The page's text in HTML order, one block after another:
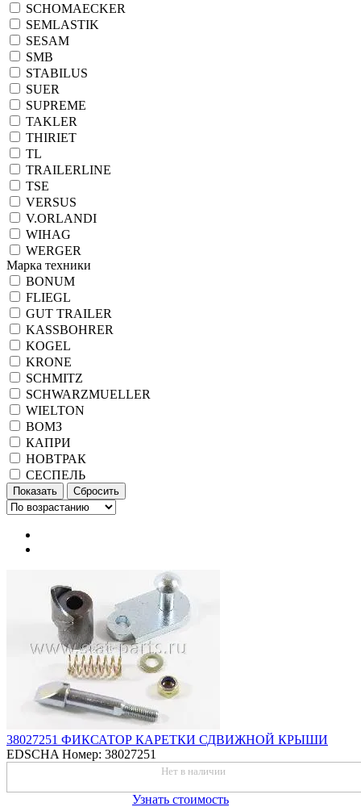
SCHOMAECKER
SEMLASTIK
SESAM
SMB
STABILUS
SUER
SUPREME
TAKLER
THIRIET
TL
TRAILERLINE
TSE
VERSUS
V.ORLANDI
WIHAG
WERGER
Марка техники
BONUM
FLIEGL
GUT TRAILER
KASSBOHRER
KOGEL
KRONE
SCHMITZ
SCHWARZMUELLER
WIELTON
ВОМЗ
КАПРИ
НОВТРАК
СЕСПЕЛЬ
38027251 ФИКСАТОР КАРЕТКИ СДВИЖНОЙ КРЫШИ
EDSCHA Номер: 38027251
Нет в наличии
Узнать стоимость